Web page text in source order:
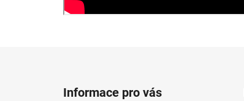
Informace pro vás